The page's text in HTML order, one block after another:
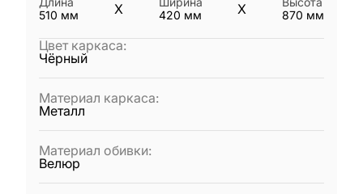
510 мм X
420 мм X
870 мм
Цвет каркаса:
Чёрный
Материал каркаса:
Металл
Материал обивки:
Велюр